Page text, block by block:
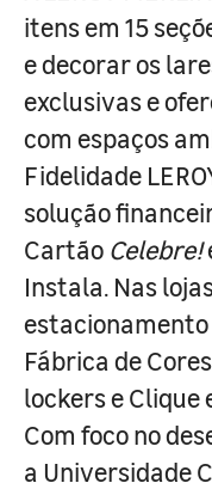
itens em 15
e decorar os
exclusivas e
com espaços
Fidelidade
solução
Cartão Celebre!
Instala. Nas
Fábrica de
lockers e Clique
Com foco no
a Universidade